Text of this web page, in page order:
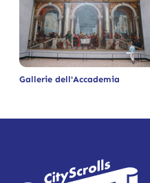
Gallerie dell'Accademia